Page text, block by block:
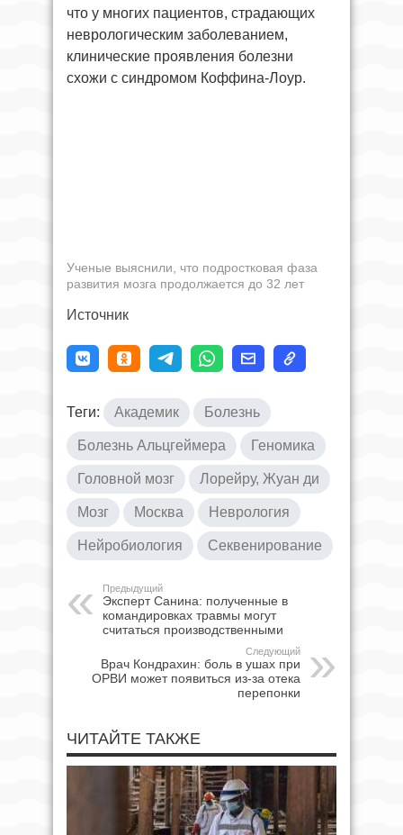
что у многих пациентов, страдающих
неврологическим заболеванием,
клинические проявления болезни
схожи с синдромом Коффина-Лоур.
Ученые выяснили, что подростковая фаза
развития мозга продолжается до 32 лет
Источник
Теги: Академик Болезнь
Болезнь Альцгеймера Геномика
Головной мозг Лорейру, Жуан ди
Мозг Москва Неврология
Нейробиология Секвенирование
Предыдущий
Эксперт Санина: полученные в
командировках травмы могут
считаться производственными
Следующий
Врач Кондрахин: боль в ушах при
ОРВИ может появиться из-за отека
перепонки
ЧИТАЙТЕ ТАКЖЕ